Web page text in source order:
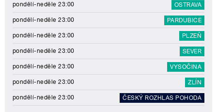
pondělí-neděle 23:00 OSTRAVA
pondělí-neděle 23:00 PARDUBICE
pondělí-neděle 23:00 PLZEŇ
pondělí-neděle 23:00 SEVER
pondělí-neděle 23:00 VYSOČINA
pondělí-neděle 23:00 ZLÍN
pondělí-neděle 23:00 ČESKÝ ROZHLAS POHODA